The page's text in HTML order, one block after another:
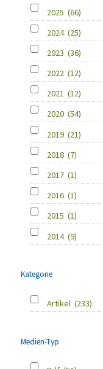
2025 (66)
2024 (25)
2023 (36)
2022 (12)
2021 (12)
2020 (54)
2019 (21)
2018 (7)
2017 (1)
2016 (1)
2015 (1)
2014 (9)
Kategorie
Artikel (233)
Medien-Typ